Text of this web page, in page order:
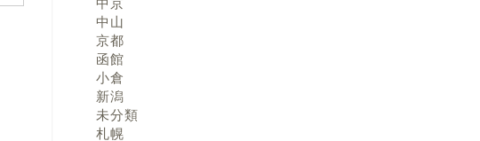
中京
中山
京都
函館
小倉
新潟
未分類
札幌